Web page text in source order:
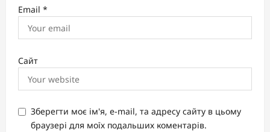
Email *
Сайт
Зберегти моє ім'я, e-mail, та адресу сайту в цьому
браузері для моїх подальших коментарів.